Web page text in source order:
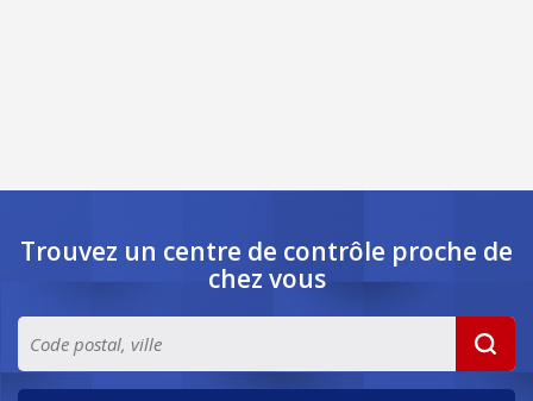
Trouvez un centre de contrôle proche de
chez vous